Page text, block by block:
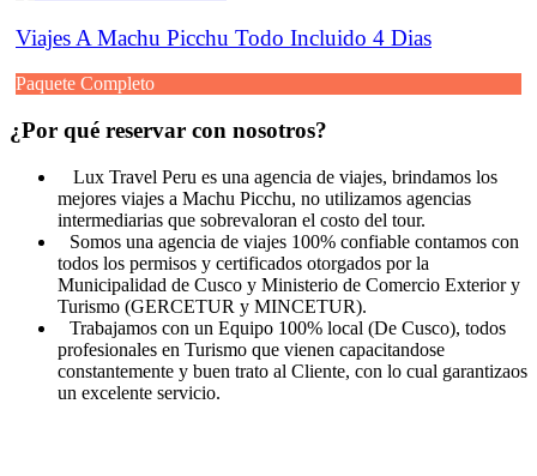
Viajes A Machu Picchu Todo Incluido 4 Dias
Paquete Completo
¿Por qué reservar con nosotros?
Lux Travel Peru es una agencia de viajes, brindamos los
mejores viajes a Machu Picchu, no utilizamos agencias
intermediarias que sobrevaloran el costo del tour.
Somos una agencia de viajes 100% confiable contamos con
todos los permisos y certificados otorgados por la
Municipalidad de Cusco y Ministerio de Comercio Exterior y
Turismo (GERCETUR y MINCETUR).
Trabajamos con un Equipo 100% local (De Cusco), todos
profesionales en Turismo que vienen capacitandose
constantemente y buen trato al Cliente, con lo cual garantizaos
un excelente servicio.